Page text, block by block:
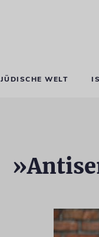
JÜDISCHE WELT